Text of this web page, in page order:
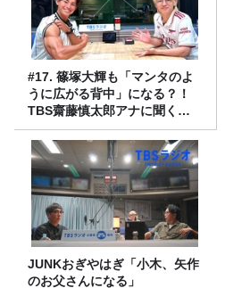
#17. 篠塚大輝も「マンタのよ
うに広がる背中」になる？！
TBS齋藤慎太郎アナに聞くメ
ンズフィジークの魅力！！
JUNKおぎやはぎ「小木、矢作
のお父さんになる」